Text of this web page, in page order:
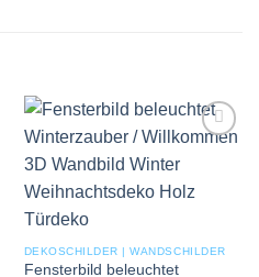
DEKOSCHILDER | WANDSCHILDER
Fensterbild beleuchtet